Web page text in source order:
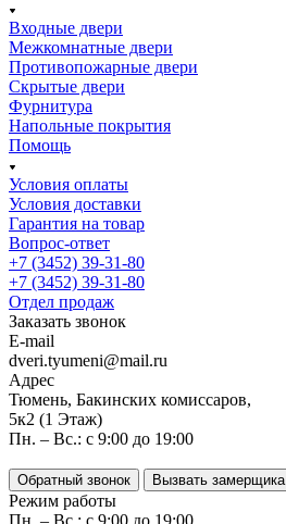
Входные двери
Межкомнатные двери
Противопожарные двери
Скрытые двери
Фурнитура
Напольные покрытия
Помощь
Условия оплаты
Условия доставки
Гарантия на товар
Вопрос-ответ
+7 (3452) 39-31-80
+7 (3452) 39-31-80
Отдел продаж
Заказать звонок
E-mail
dveri.tyumeni@mail.ru
Адрес
Тюмень, Бакинских комиссаров,
5к2 (1 Этаж)
Пн. – Вс.: с 9:00 до 19:00
Обратный звонок Вызвать замерщика
Режим работы